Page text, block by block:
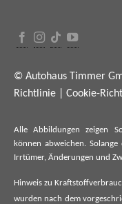
© Autohaus Timmer
Richtlinie
Cookie-
Alle Abbildungen zeigen
können abweichen.
Irrtümer, Änderungen und
Hinweis zu
wurden nach dem